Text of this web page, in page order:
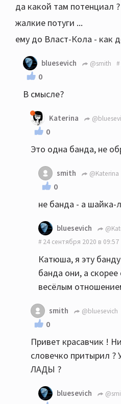
да какой там потенциал
жалкие потуги ...
ему до Власт-Кола - как
bluesevich @smith
0
В смысле?
Katerina
0
Это одна банда, не
smith @Katerina
0
не банда - а шайка-
bluesevich
24 сентября 2020 в 09:57
Катюша, я эту
банда они, а
весёлым
smith @bluesevich
0
Привет красавчик !
словечко притырил ?
ЛАДЫ ?
bluesevich